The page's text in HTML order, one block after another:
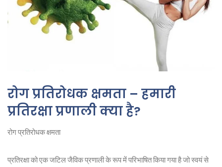
रोग प्रतिरोधक क्षमता – हमारी
प्रतिरक्षा प्रणाली क्या है?
रोग प्रतिरोधक क्षमता
प्रतिरक्षा को एक जटिल जैविक प्रणाली के रूप में परिभाषित किया गया है जो स्वयं से